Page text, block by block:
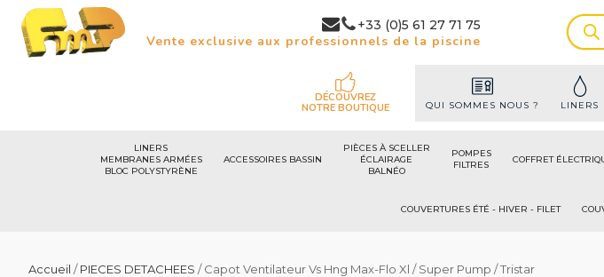
+33 (0)5 61 27 71 75
Vente exclusive aux professionnels de la piscine
de
DÉCOUVREZ
NOTRE BOUTIQUE
QUI SOMMES NOUS ? LINERS
LINERS
MEMBRANES ARMÉES
BLOC POLYSTYRÈNE
ACCESSOIRES BASSIN
PIÈCES À SCELLER
ÉCLAIRAGE
BALNÉO
POMPES
FILTRES
COFFRET
COUVERTURES ÉTÉ - HIVER - FILET
Accueil /PIECES DETACHEES / Capot Ventilateur Vs Hng Max-Flo Xl / Super Pump / Tristar